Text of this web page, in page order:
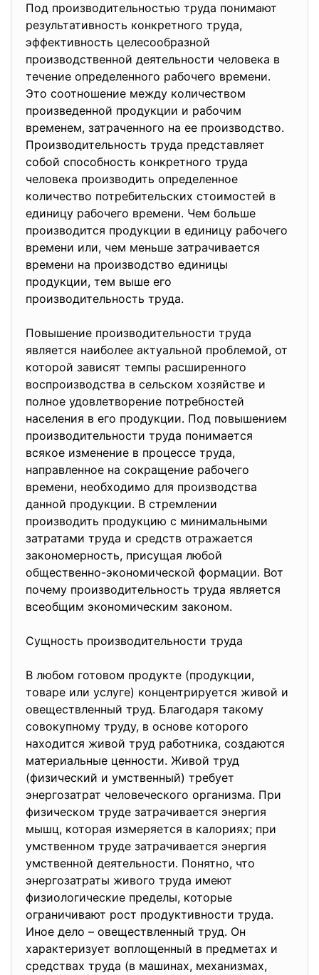
Под производительностью труда понимают
результативность конкретного труда,
эффективность целесообразной
производственной деятельности человека в
течение определенного рабочего времени.
Это соотношение между количеством
произведенной продукции и рабочим
временем, затраченного на ее производство.
Производительность труда представляет
собой способность конкретного труда
человека производить определенное
количество потребительских стоимостей в
единицу рабочего времени. Чем больше
производится продукции в единицу рабочего
времени или, чем меньше затрачивается
времени на производство единицы
продукции, тем выше его
производительность труда.
Повышение производительности труда
является наиболее актуальной проблемой, от
которой зависят темпы расширенного
воспроизводства в сельском хозяйстве и
полное удовлетворение потребностей
населения в его продукции. Под повышением
производительности труда понимается
всякое изменение в процессе труда,
направленное на сокращение рабочего
времени, необходимо для производства
данной продукции. В стремлении
производить продукцию с минимальными
затратами труда и средств отражается
закономерность, присущая любой
общественно-экономической формации. Вот
почему производительность труда является
всеобщим экономическим законом.
Сущность производительности труда
В любом готовом продукте (продукции,
товаре или услуге) концентрируется живой и
овеществленный труд. Благодаря такому
совокупному труду, в основе которого
находится живой труд работника, создаются
материальные ценности. Живой труд
(физический и умственный) требует
энергозатрат человеческого организма. При
физическом труде затрачивается энергия
мышц, которая измеряется в калориях; при
умственном труде затрачивается энергия
умственной деятельности. Понятно, что
энергозатраты живого труда имеют
физиологические пределы, которые
ограничивают рост продуктивности труда.
Иное дело – овеществленный труд. Он
характеризует воплощенный в предметах и
средствах труда (в машинах, механизмах,